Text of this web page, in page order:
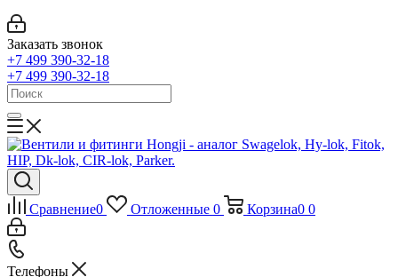
Заказать звонок
+7 499 390-32-18
+7 499 390-32-18
Сравнение0 Отложенные 0 Корзина0 0
Телефоны